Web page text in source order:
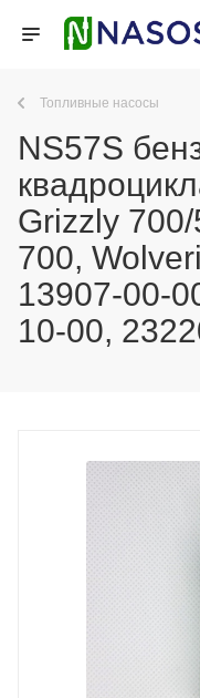
Топливные насосы
NS57S
Grizzly
700,
13907-00-
10-00,